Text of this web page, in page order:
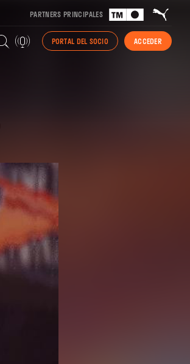
PARTNERS PRINCIPALES
PORTAL DEL SOCIO ACCEDER